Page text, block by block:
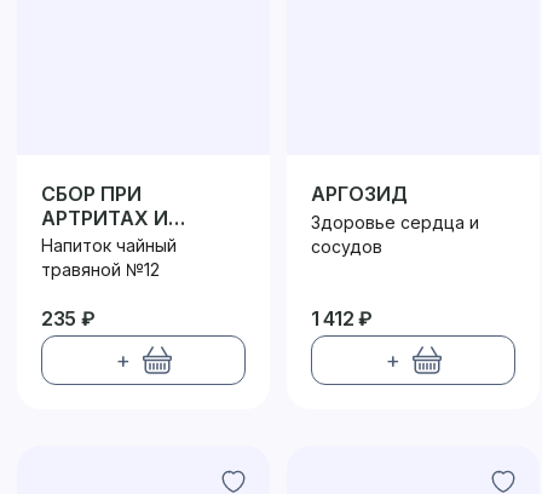
СБОР ПРИ
АРТРИТАХ И
АРТРОЗАХ
Напиток чайный
травяной №12
235 ₽
+
АРГОЗИД
Здоровье сердца и
сосудов
1 412 ₽
+